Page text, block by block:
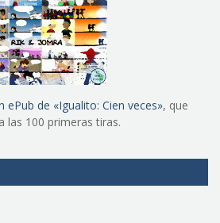
ePub de «Igualito: Cien veces», que
las 100 primeras tiras.